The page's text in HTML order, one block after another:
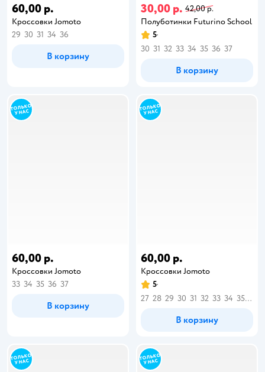
60,00 р.
Кроссовки Jomoto
29 30 31 34 36
В корзину
30,00 р. 42,00 р.
Полуботинки Futurino School
5
30 31 32 33 34 35 36 37
В корзину
60,00 р.
Кроссовки Jomoto
33 34 35 36 37
В корзину
60,00 р.
Кроссовки Jomoto
5
27 28 29 30 31 32 33 34 35 36
В корзину